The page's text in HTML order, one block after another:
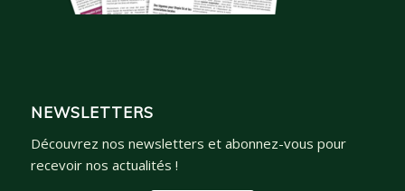
NEWSLETTERS
Découvrez nos newsletters et abonnez-vous pour
recevoir nos actualités !